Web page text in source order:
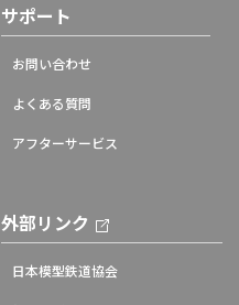
サポート
お問い合わせ
よくある質問
アフターサービス
外部リンク
日本模型鉄道協会